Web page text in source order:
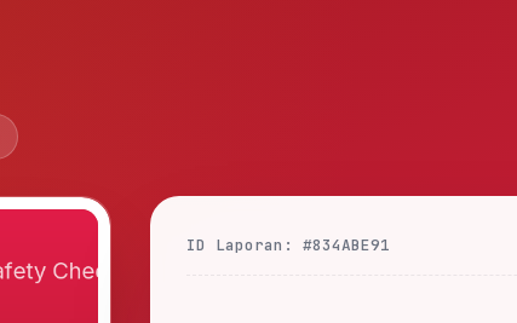
ID Laporan: #834ABE91